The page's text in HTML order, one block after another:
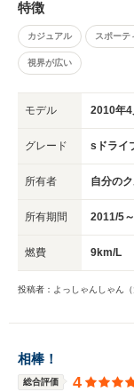
とかのります。
特徴
カジュアル スポーテ
視界が広い
モデル 2010年4
グレード sドライ
所有者 自分の
所有期間 2011/5～
燃費 9km/L
投稿者：よっしゃんしゃん（
相棒！
総合評価 4